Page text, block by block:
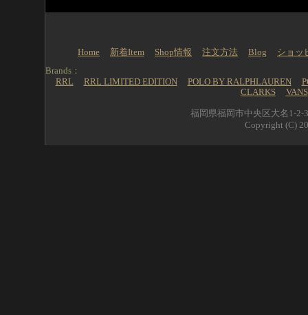
Home 新着Item Shop情報 注文方法 Blog
ショッ
Brands：
RRL
RRL LIMITED EDITION POLO BY RALPHLAUREN
CLARKS
VANS
福岡県福岡市中央区大名1-2-
Copyright (C)